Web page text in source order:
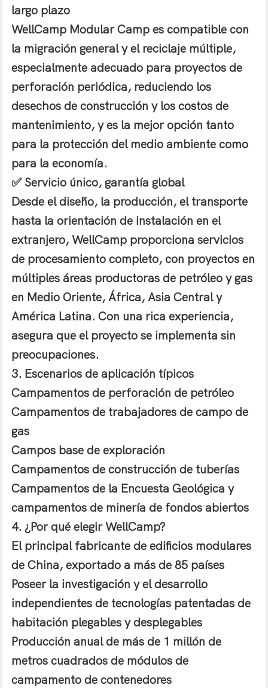
largo plazo
WellCamp Modular Camp es compatible con
la migración general y el reciclaje múltiple,
especialmente adecuado para proyectos de
perforación periódica, reduciendo los
desechos de construcción y los costos de
mantenimiento, y es la mejor opción tanto
para la protección del medio ambiente como
para la economía.
✅ Servicio único, garantía global
Desde el diseño, la producción, el transporte
hasta la orientación de instalación en el
extranjero, WellCamp proporciona servicios
de procesamiento completo, con proyectos en
múltiples áreas productoras de petróleo y gas
en Medio Oriente, África, Asia Central y
América Latina. Con una rica experiencia,
asegura que el proyecto se implementa sin
preocupaciones.
3. Escenarios de aplicación típicos
Campamentos de perforación de petróleo
Campamentos de trabajadores de campo de
gas
Campos base de exploración
Campamentos de construcción de tuberías
Campamentos de la Encuesta Geológica y
campamentos de minería de fondos abiertos
4. ¿Por qué elegir WellCamp?
El principal fabricante de edificios modulares
de China, exportado a más de 85 países
Poseer la investigación y el desarrollo
independientes de tecnologías patentadas de
habitación plegables y desplegables
Producción anual de más de 1 millón de
metros cuadrados de módulos de
campamento de contenedores